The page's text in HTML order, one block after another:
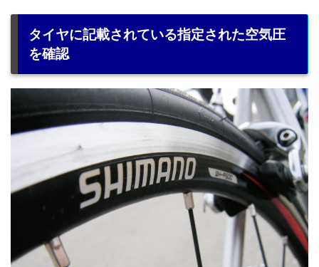
タイヤに記載されている指定された空気圧
を確認